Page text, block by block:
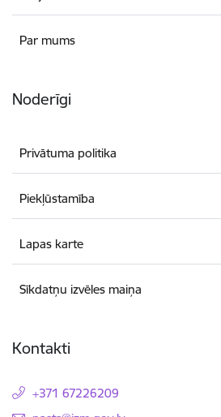
Par mums
Noderīgi
Privātuma politika
Piekļūstamība
Lapas karte
Sīkdatņu izvēles maiņa
Kontakti
+371 67226209